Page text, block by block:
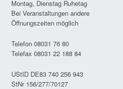
Montag, Dienstag Ruhetag
Bei Veranstaltungen andere
Öffnungszeiten möglich
Telefon 08031 76 80
Telefax 08031 22 188 84
UStID DE83 740 256 943
StNr 156/277/70127